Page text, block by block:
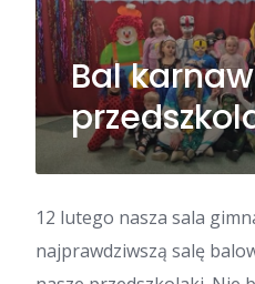
Bal
12 lutego nasza sala
najprawdziwszą salę